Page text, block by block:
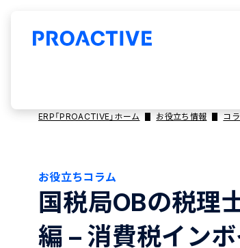
ERP「PROACTIVE」ホーム お役立ち情報 コ
お役立ちコラム
国税局OBの税理
編 – 消費税イン